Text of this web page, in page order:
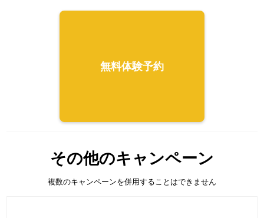
無料体験予約
その他のキャンペーン
複数のキャンペーンを併用することはできません